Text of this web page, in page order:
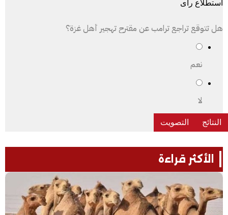
استطلاع رأى
هل تتوقع تراجع ترامب عن مقترح تهجير أهل غزة؟
نعم
لا
الأكثر قراءة